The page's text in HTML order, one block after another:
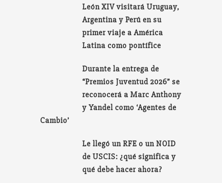
León XIV visitará Uruguay,
Argentina y Perú en su
primer viaje a América
Latina como pontífice
Durante la entrega de
“Premios Juventud 2026” se
reconocerá a Marc Anthony
y Yandel como ‘Agentes de
Cambio’
Le llegó un RFE o un NOID
de USCIS: ¿qué significa y
qué debe hacer ahora?